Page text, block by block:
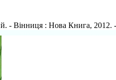
- Вінниця : Нова Книга, 2012.